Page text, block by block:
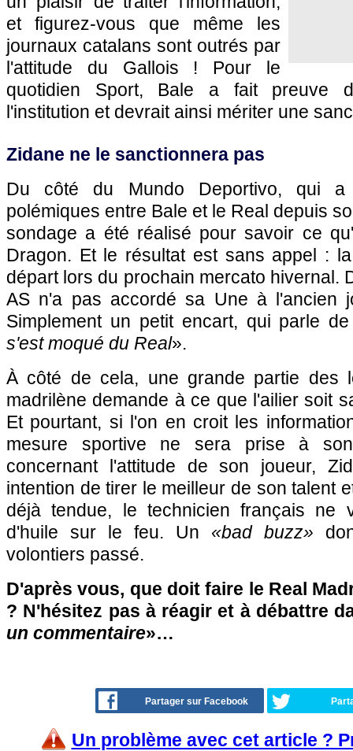
et figurez-vous que même les
journaux catalans sont outrés par
l'attitude du Gallois ! Pour le
quotidien Sport, Bale a fait preuve
l'institution et devrait ainsi mériter une
Zidane ne le sanctionnera pas
Du côté du Mundo Deportivo, qui a
polémiques entre Bale et le Real depuis
sondage a été réalisé pour savoir ce
Dragon. Et le résultat est sans appel :
départ lors du prochain mercato hivernal.
AS n'a pas accordé sa Une à l'ancien
Simplement un petit encart, qui parle
s'est moqué du Real».
À côté de cela, une grande partie des
madrilène demande à ce que l'ailier soit
Et pourtant, si l'on en croit les
mesure sportive ne sera prise à
concernant l'attitude de son joueur,
intention de tirer le meilleur de son talent
déjà tendue, le technicien français ne
d'huile sur le feu. Un «bad buzz»
volontiers passé.
D'après vous, que doit faire le Real
? N'hésitez pas à réagir et à débattre
un commentaire»…
Partager sur Facebook
Un problème avec cet article ?